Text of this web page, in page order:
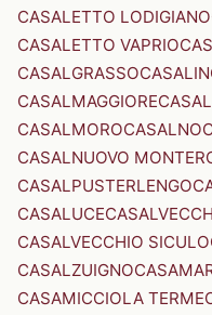
CASALETTO LODIGIANO
CASALETTO VAPRIO
CASALGRASSO
CASALMAGGIORE
CASALMORO
CASALNUOVO
CASALPUSTERLENGO
CASALUCE
CASALVECCHIO SICULO
CASALZUIGNO
CASAMICCIOLA TERME